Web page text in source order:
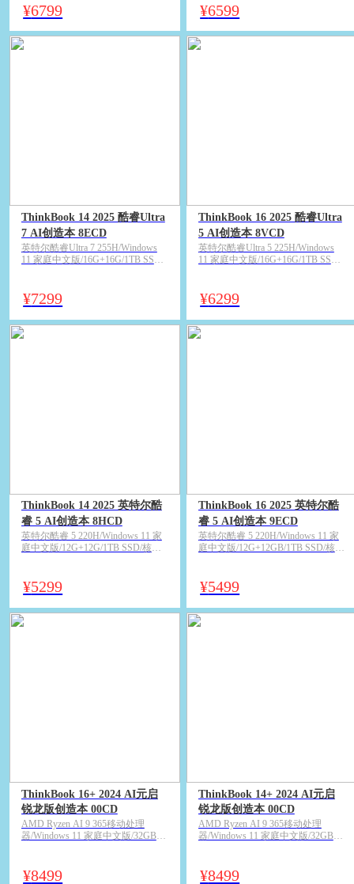
Radeon™ 860M）/16英寸3.2K 广视
角 LED背光显示屏 120Hz刷新率
500尼特/月神灰
¥6799
Radeon™ 860M）/14.5英寸3K 广视
角 LED背光显示屏 120Hz刷新率
500尼特/月神灰
¥6599
ThinkBook 14 2025 酷睿Ultra
7 AI创造本 8ECD
英特尔酷睿Ultra 7 255H/Windows
11 家庭中文版/16G+16G/1TB SSD/
刷新率 100% sRGB 400尼特/银灰色
¥7299
ThinkBook 16 2025 酷睿Ultra
5 AI创造本 8VCD
英特尔酷睿Ultra 5 225H/Windows
11 家庭中文版/16G+16G/1TB SSD/
刷新率 100% sRGB 400尼特/银灰色
¥6299
ThinkBook 14 2025 英特尔酷
睿 5 AI创造本 8HCD
英特尔酷睿 5 220H/Windows 11 家
庭中文版/12G+12G/1TB SSD/核心
率 100% sRGB 400尼特/银灰色
¥5299
ThinkBook 16 2025 英特尔酷
睿 5 AI创造本 9ECD
英特尔酷睿 5 220H/Windows 11 家
庭中文版/12G+12GB/1TB SSD/核心
率 100% sRGB 400尼特/银灰色
¥5499
ThinkBook 16+ 2024 AI元启
锐龙版创造本 00CD
AMD Ryzen AI 9 365移动处理
器/Windows 11 家庭中文版/32GB
Radeon™ 880M）/16英寸3.2K 广视
¥8499
ThinkBook 14+ 2024 AI元启
锐龙版创造本 00CD
AMD Ryzen AI 9 365移动处理
器/Windows 11 家庭中文版/32GB
视角 LED背光显示屏 120Hz刷新率
¥8499